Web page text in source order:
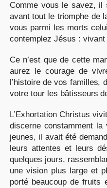
Comme vous le savez, il
avant tout le triomphe de
vous parmi les morts
contemplez Jésus : vivant
Ce n’est que de cette
aurez le courage de
l’histoire de vos
votre tour les bâtisseurs
L’Exhortation Christus
discerne constamment
jeunes, il avait été
leurs attentes et leurs
quelques jours,
une vision plus large et
porté beaucoup de fruits